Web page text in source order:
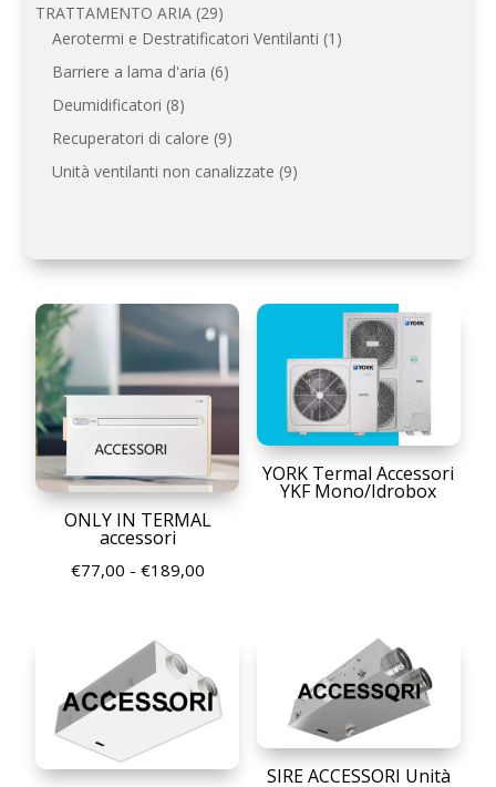
TRATTAMENTO ARIA 2929
prodotti
Aerotermi e Destratificatori Ventilanti 1 1
Barriere a lama d'aria 66
Deumidificatori 88
prodotti
Recuperatori di calore 99
prodotti
Unità ventilanti non canalizzate 99
ONLY IN TERMAL
accessori
€77,00 - €189,00Fascia
€77,00
a
€189,00
YORK Termal Accessori
YKF Mono/Idrobox
SIRE ACCESSORI Unità